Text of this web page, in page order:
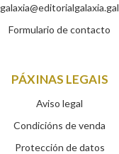
galaxia@editorialgalaxia.gal
Formulario de contacto
PÁXINAS LEGAIS
Aviso legal
Condicións de venda
Protección de datos